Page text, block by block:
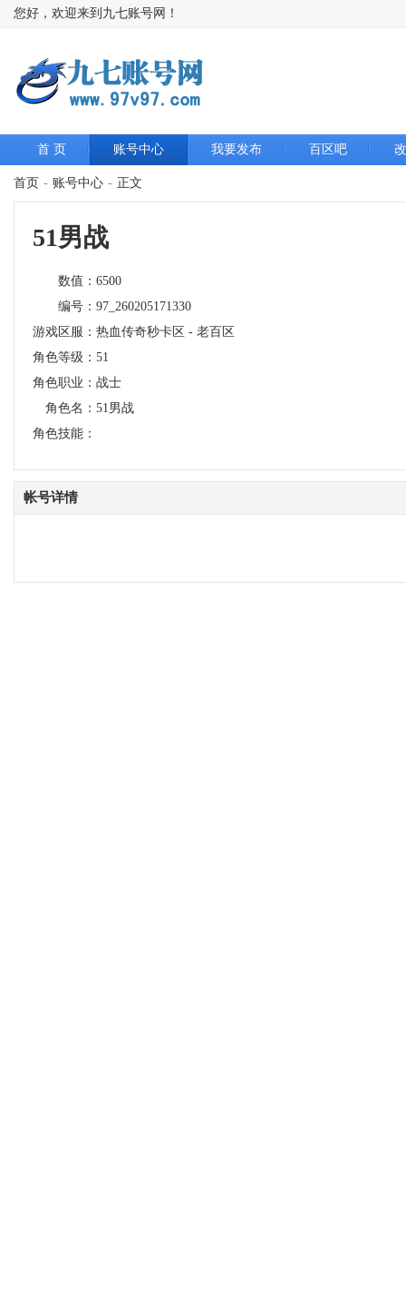
您好，欢迎来到九七账号网！
首 页 账号中心 我要发布 百区吧
首页 - 账号中心 - 正文
51男战
数值： 6500
编号： 97_260205171330
游戏区服： 热血传奇秒卡区 - 老百区
角色等级： 51
角色职业： 战士
角色名： 51男战
角色技能：
帐号详情